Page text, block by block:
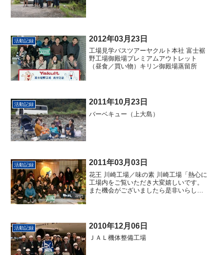
活動記録 2012年03月23日
工場見学バスツアーヤクルト本社 富士裾
野工場御殿場プレミアムアウトレット
（昼食／買い物）キリン御殿場蒸留所
活動記録 2011年10月23日
バーベキュー（上大島）
活動記録 2011年03月03日
花王 川崎工場／味の素 川崎工場「熱心に
工場内をご覧いただき大変嬉しいです。
また機会がございましたら是非いらして
活動記録 2010年12月06日
ＪＡＬ機体整備工場